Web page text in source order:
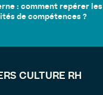
: comment repérer les
de compétences ?
CULTURE RH